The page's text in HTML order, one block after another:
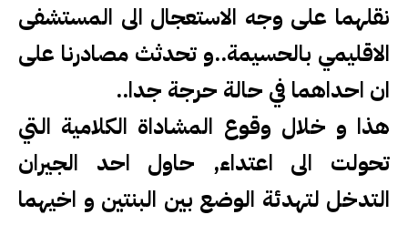
نقلهما على وجه الاستعجال الى المستشفى
الاقليمي بالحسيمة..و تحدثث مصادرنا على
ان احداهما في حالة حرجة جدا..
هذا و خلال وقوع المشاداة الكلامية التي
تحولت الى اعتداء, حاول احد الجيران
التدخل لتهدئة الوضع بين البنتين و اخيهما